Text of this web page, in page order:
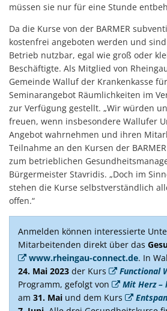
müssen sie nur für eine Stunde
Da die Kurse von der BARMER
kostenfrei angeboten werden und
Betrieb nutzbar, egal wie groß oder
Beschäftigte. Als Mitglied von
Gemeinde Walluf der Krankenkasse
Seminarangebot Räumlichkeiten im
zur Verfügung gestellt. „Wir würden
freuen, wenn insbesondere Wallufer
Angebot wahrnehmen und ihren
Teilnahme an den Kursen der
zum betrieblichen
Bürgermeister Stavridis. „Doch im
stehen die Kurse selbstverständlich
offen.“
Anmelden können interessierte
Mitarbeitenden direkt über das
www.rheingau-connect.de. In
24. Mai 2023 der Kurs Functional
Programm, gefolgt von
Mit Herz –
am 31. Mai und dem Kurs